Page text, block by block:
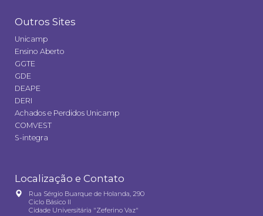
Outros Sites
Unicamp
Ensino Aberto
GGTE
GDE
DEAPE
DERI
Achados e Perdidos Unicamp
COMVEST
S-integra
Localização e Contato
Rua Sérgio Buarque de Holanda, 290
Ciclo Básico II
Cidade Universitária "Zeferino Vaz"